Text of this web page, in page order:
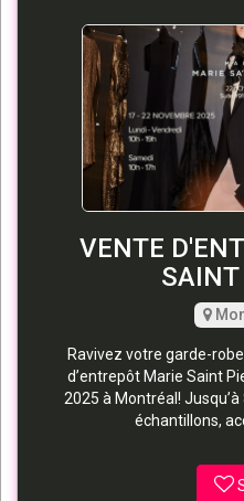
VENTE
SAINT
Ravivez votre garde-
d’entrepôt Marie Saint
2025 à Montréal!
échantillons,